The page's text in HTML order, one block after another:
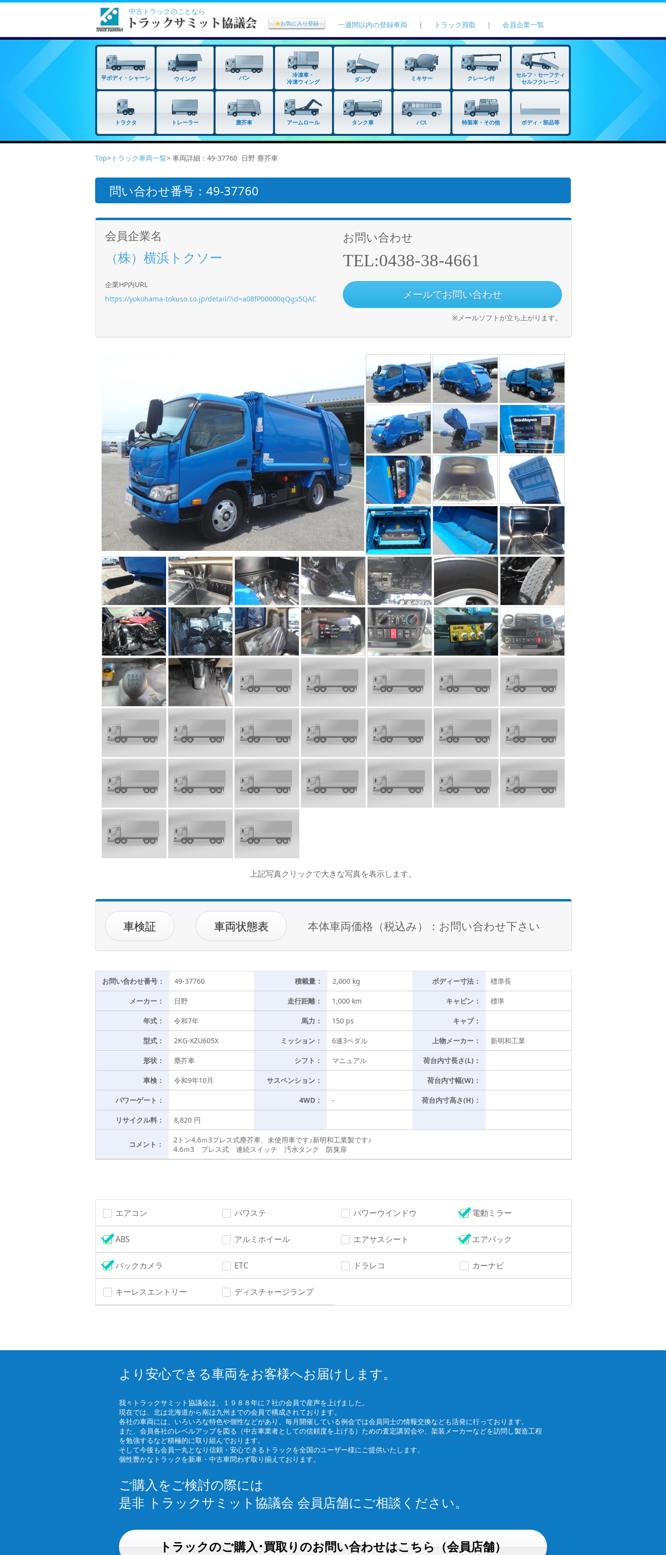
中古トラックのことなら
★お気に入り登録 一週間以内の登録車両 ｜ トラック買取 ｜ 会員企業一覧
平ボディ・シャーシ ウイング バン
冷凍車・
冷凍ウィング
ダンプ ミキサー クレーン付
セルフ・セーフティ
セルフクレーン
トラクタ トレーラー 塵芥車 アームロール タンク車 バス 特装車・その他 ボディ・部品等
Top> トラック車両一覧> 車両詳細：49-37760 日野 塵芥車
問い合わせ番号：49-37760
会員企業名
（株）横浜トクソー
企業HP内URL
https://yokohama-tokuso.co.jp/detail/?id=a08fP00000qQgs5QAC
お問い合わせ
TEL:0438-38-4661
メールでお問い合わせ
※メールソフトが立ち上がります。
上記写真クリックで大きな写真を表示します。
車検証 車両状態表 本体車両価格（税込み）： お問い合わせ下さい
お問い合わせ番号： 49-37760 積載量： 2,000 kg ボディー寸法： 標準長
メーカー： 日野 走行距離： 1,000 km キャビン： 標準
年式： 令和7年 馬力： 150 ps キャブ：
型式： 2KG-XZU605X ミッション： 6速3ペダル 上物メーカー： 新明和工業
形状： 塵芥車 シフト： マニュアル 荷台内寸長さ(L)：
車検： 令和9年10月 サスペンション： 荷台内寸幅(W)：
パワーゲート： 4WD： - 荷台内寸高さ(H)：
リサイクル料： 8,820 円
コメント：
2トン4.6ｍ3プレス式塵芥車、未使用車です♪新明和工業製です♪
4.6ｍ3 プレス式 連続スイッチ 汚水タンク 防臭扉
エアコン パワステ パワーウインドウ 電動ミラー
ABS アルミホイール エアサスシート エアバック
バックカメラ ETC ドラレコ カーナビ
キーレスエントリー ディスチャージランプ
より安心できる車両をお客様へお届けします。
我々トラックサミット協議会は、１９８８年に７社の会員で産声を上げました。
現在では、北は北海道から南は九州までの会員で構成されております。
各社の車両には、いろいろな特色や個性などがあり、毎月開催している例会では会員同士の情報交換なども活発に行っております。
また、会員各社のレベルアップを図る（中古車業者としての信頼度を上げる）ための査定講習会や、架装メーカーなどを訪問し製造工程
を勉強するなど積極的に取り組んでおります。
そして今後も会員一丸となり信頼・安心できるトラックを全国のユーザー様にご提供いたします。
個性豊かなトラックを新車・中古車問わず取り揃えております。
ご購入をご検討の際には
是非 トラックサミット協議会 会員店舗にご相談ください。
トラックのご購入･買取りのお問い合わせはこちら（会員店舗）